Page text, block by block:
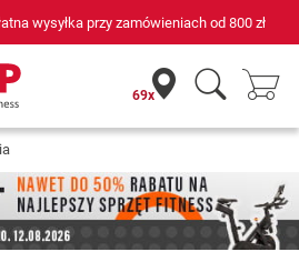
wysyłka przy zamówieniach od 800 zł
69x